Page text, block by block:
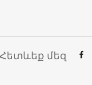
Հետևեք մեզ